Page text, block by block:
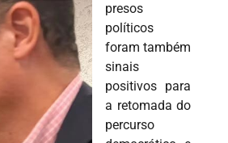
presos
políticos
foram também
sinais
positivos para
a retomada do
percurso